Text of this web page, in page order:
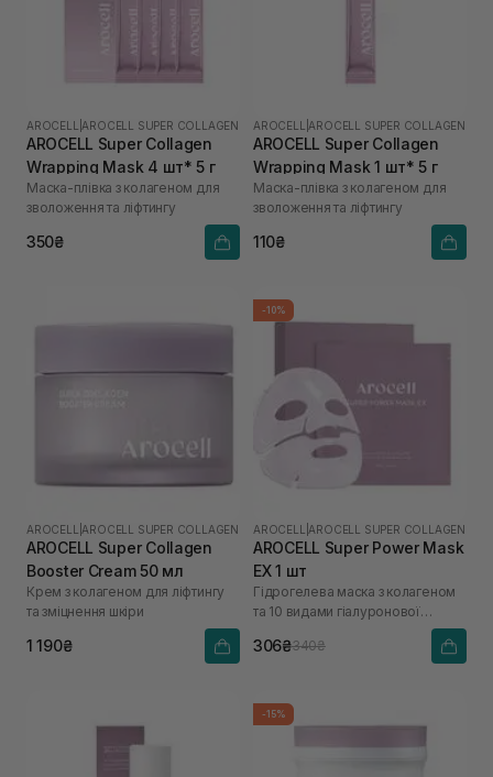
AROCELL AROCELL SUPER COLLAGEN
AROCELL Super Collagen
Wrapping Mask 4 шт* 5 г
Маска-плівка з колагеном для
зволоження та ліфтингу
350₴
AROCELL AROCELL SUPER COLLAGEN
AROCELL Super Collagen
Wrapping Mask 1 шт* 5 г
Маска-плівка з колагеном для
зволоження та ліфтингу
110₴
AROCELL AROCELL SUPER COLLAGEN
AROCELL Super Collagen
Booster Cream 50 мл
Крем з колагеном для ліфтингу
та зміцнення шкіри
1 190₴
-10%
AROCELL AROCELL SUPER COLLAGEN
AROCELL Super Power Mask
EX 1 шт
Гідрогелева маска з колагеном
та 10 видами гіалуронової
306₴340₴
-15%